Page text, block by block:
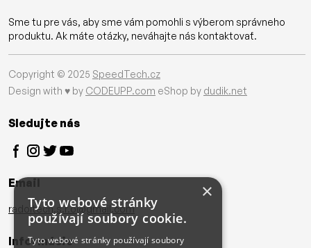
Sme tu pre vás, aby sme vám pomohli s výberom správneho
produktu. Ak máte otázky, neváhajte nás kontaktovať.
Copyright © 2025 SpeedTech.cz
Design with ♥ by CODEUPP.com eShop by dudik.net
Sledujte nás
Email
radoltech.s.r.o@gmail.com
Informácie
×
Tyto webové stránky
používají soubory cookie.
Tyto webové stránky používají soubory